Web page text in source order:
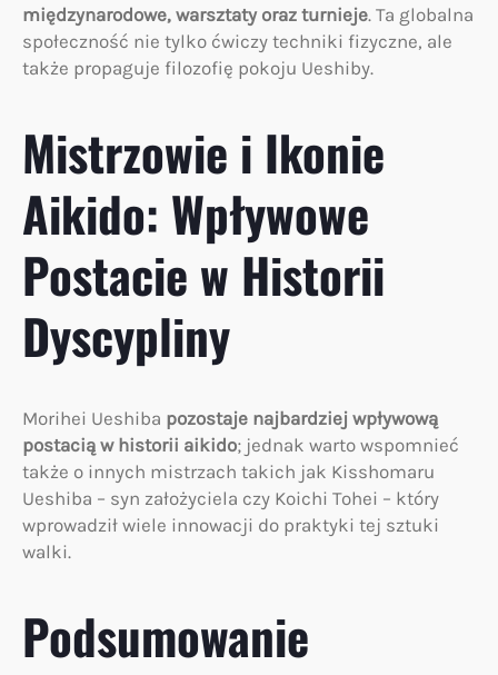
międzynarodowe, warsztaty oraz turnieje. Ta globalna
społeczność nie tylko ćwiczy techniki fizyczne, ale
także propaguje filozofię pokoju Ueshiby.
Mistrzowie i Ikonie
Aikido: Wpływowe
Postacie w Historii
Dyscypliny
Morihei Ueshiba pozostaje najbardziej wpływową
postacią w historii aikido; jednak warto wspomnieć
także o innych mistrzach takich jak Kisshomaru
Ueshiba – syn założyciela czy Koichi Tohei – który
wprowadził wiele innowacji do praktyki tej sztuki
walki.
Podsumowanie